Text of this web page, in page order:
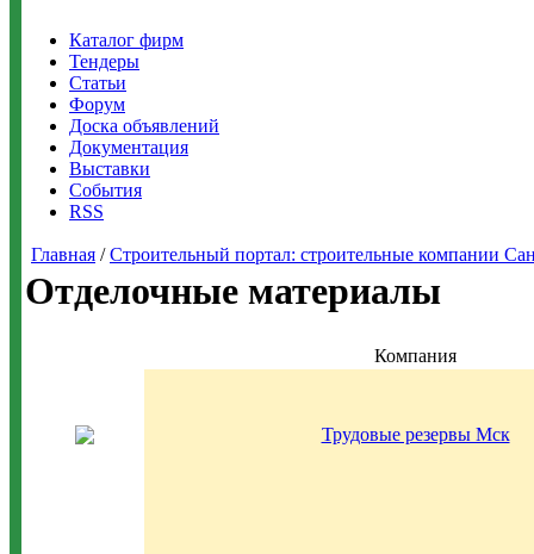
Каталог фирм
Тендеры
Статьи
Форум
Доска объявлений
Документация
Выставки
События
RSS
Главная /Строительный портал: строительные компании
Отделочные материалы
Компания
Трудовые резервы Мск